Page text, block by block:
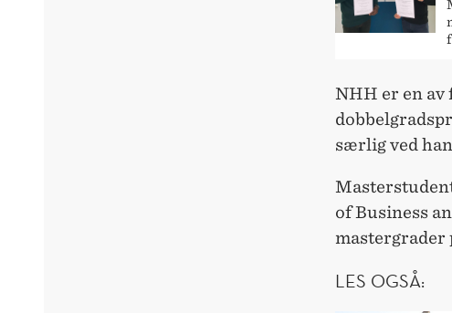
NHH er en
særlig ved
of Business
mastergrader
LES OGSÅ: